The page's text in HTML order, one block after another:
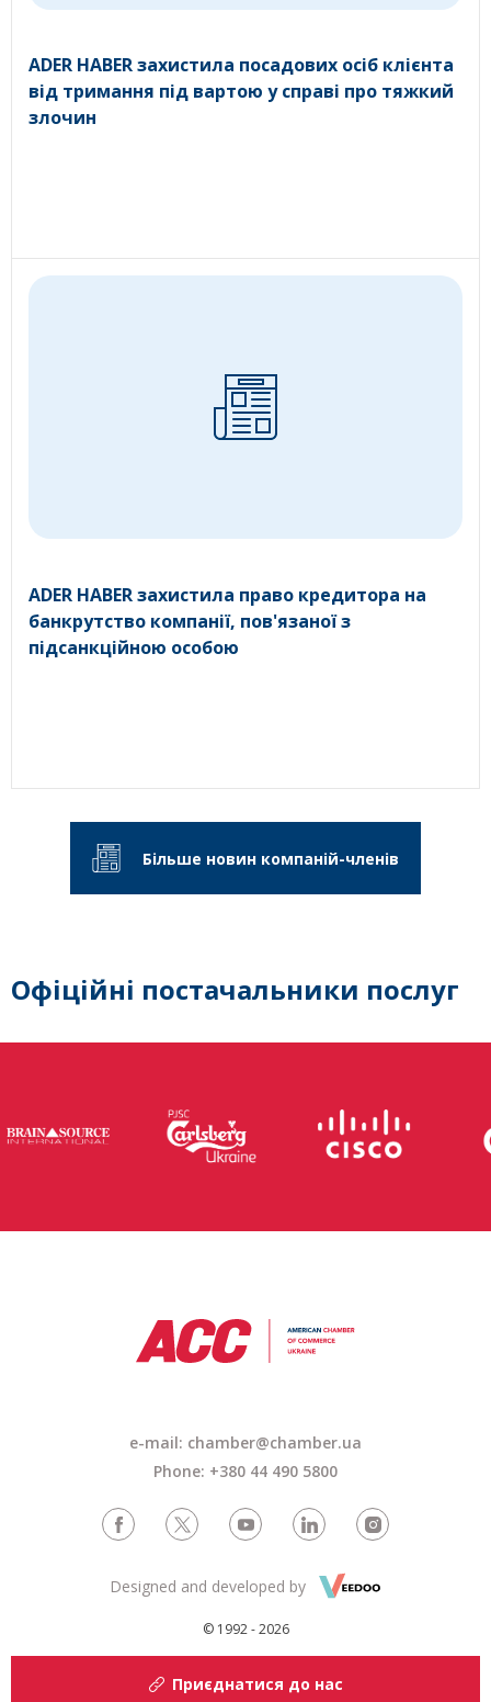
ADER HABER захистила посадових осіб клієнта
від тримання під вартою у справі про тяжкий
злочин
ADER HABER захистила право кредитора на
банкрутство компанії, пов'язаної з
підсанкційною особою
Більше новин компаній-членів
Офіційні постачальники послуг
e-mail: chamber@chamber.ua
Phone: +380 44 490 5800
© 1992 - 2026
Designed and developed by
Приєднатися до нас